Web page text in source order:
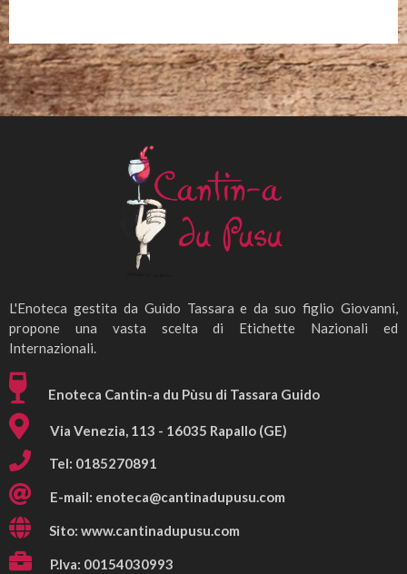
L'Enoteca gestita da Guido Tassara e da suo figlio Giovanni,
propone una vasta scelta di Etichette Nazionali ed
Internazionali.
Enoteca Cantin-a du Pùsu di Tassara Guido
Via Venezia, 113 - 16035 Rapallo (GE)
Tel: 0185270891
E-mail: enoteca@cantinadupusu.com
Sito: www.cantinadupusu.com
P.Iva: 00154030993